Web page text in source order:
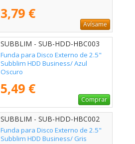
3,79 €
Avísame
SUBBLIM - SUB-HDD-HBC003
Funda para Disco Externo de 2.5"
Subblim HDD Business/ Azul
Oscuro
5,49 €
Comprar
SUBBLIM - SUB-HDD-HBC002
Funda para Disco Externo de 2.5"
Subblim HDD Business/ Gris